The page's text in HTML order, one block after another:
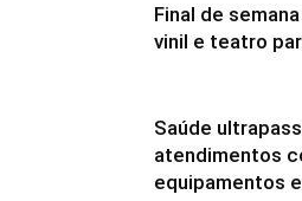
Final de
vinil e teatro
Saúde
atendimentos
equipamentos